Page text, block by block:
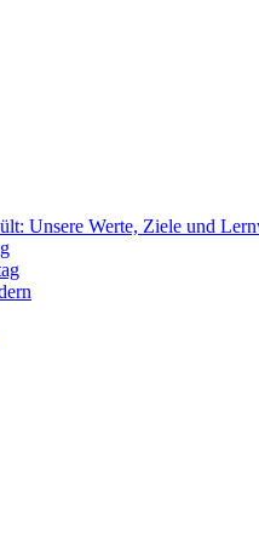
Unsere Werte, Ziele und